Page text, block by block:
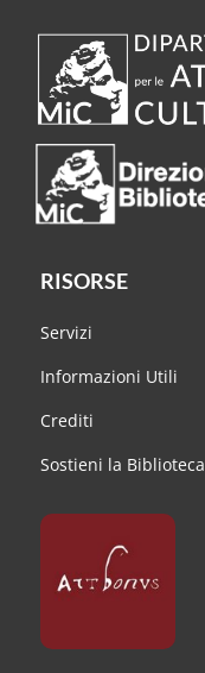
RISORSE
Servizi
Informazioni Utili
Crediti
Sostieni la Biblioteca